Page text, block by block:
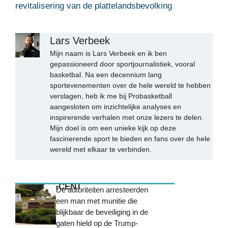
revitalisering van de plattelandsbevolking
Lars Verbeek
Mijn naam is Lars Verbeek en ik ben
gepassioneerd door sportjournalistiek, vooral
basketbal. Na een decennium lang
sportevenementen over de hele wereld te hebben
verslagen, heb ik me bij Probasketball
aangesloten om inzichtelijke analyses en
inspirerende verhalen met onze lezers te delen.
Mijn doel is om een unieke kijk op deze
fascinerende sport te bieden en fans over de hele
wereld met elkaar te verbinden.
MEEST RECENTDe autoriteiten arresteerden
een man met munitie die
blijkbaar de beveiliging in de
gaten hield op de Trump-